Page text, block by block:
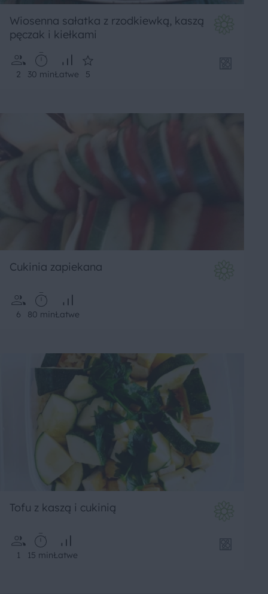
Wiosenna sałatka z rzodkiewką, kaszą
pęczak i kiełkami
2 30 minŁatwe 5
Cukinia zapiekana
6 80 minŁatwe
Tofu z kaszą i cukinią
1 15 minŁatwe